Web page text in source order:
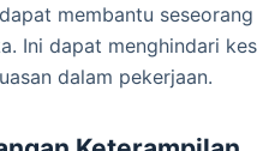
membantu
Ini dapat menghindari
dalam pekerjaan.